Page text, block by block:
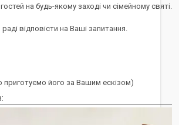
на будь-якому заході чи сімейному святі.
відповісти на Ваші запитання.
його за Вашим ескізом)